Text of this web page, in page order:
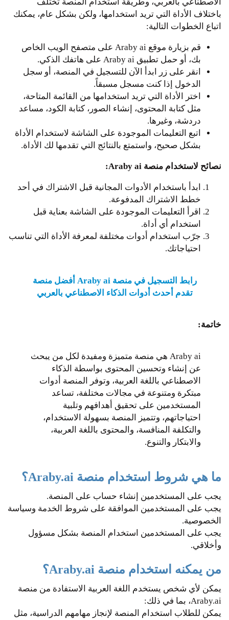
باختلاف الأداة التي تريد استخدامها، ولكن بشكل عام، يمكنك
اتباع الخطوات التالية:
قم بزيارة موقع Araby ai على متصفح الويب الخاص
بك، أو حمل تطبيق Araby ai على هاتفك الذكي.
انقر على زر ابدأ الآن للتسجيل في المنصة، أو سجل
الدخول إذا كنت مسجل مسبقاً.
اختر الأداة التي تريد استخدامها من القائمة المتاحة،
مثل كتابة المحتوى، إنشاء الصور، كتابة الكود، مساعد
دردشة، وغيرها.
اتبع التعليمات الموجودة على الشاشة لاستخدام الأداة
بشكل صحيح، واستمتع بالنتائج التي تقدمها لك الأداة.
نصائح لاستخدام منصة Araby ai:
ابدأ باستخدام الأدوات المجانية قبل الاشتراك في أحد
خطط الاشتراك المدفوعة.
اقرأ التعليمات الموجودة على الشاشة بعناية قبل
استخدام أي أداة.
جرّب استخدام أدوات مختلفة لمعرفة الأداة التي تناسب
احتياجاتك.
رابط التسجيل في منصة Araby ai أفضل منصة
تقدم أحدث أدوات الذكاء الاصطناعي بالعربي
خاتمة:
Araby ai هي منصة متميزة ومفيدة لكل من يبحث
عن إنشاء وتحسين المحتوى بواسطة الذكاء
الاصطناعي باللغة العربية، وتوفر المنصة أدوات
مبتكرة ومتنوعة في مجالات مختلفة، تساعد
المستخدمين على تحقيق أهدافهم وتلبية
احتياجاتهم، وتتميز المنصة بسهولة الاستخدام،
والتكلفة المنافسة، والمحتوى باللغة العربية،
والابتكار والتنوع.
ما هي شروط استخدام منصة Araby.ai؟
يجب على المستخدمين إنشاء حساب على المنصة.
يجب على المستخدمين الموافقة على شروط الخدمة وسياسة
الخصوصية.
يجب على المستخدمين استخدام المنصة بشكل مسؤول
وأخلاقي.
من يمكنه استخدام منصة Araby.ai؟
يمكن لأي شخص يستخدم اللغة العربية الاستفادة من منصة
Araby.ai، بما في ذلك:
يمكن للطلاب استخدام المنصة لإنجاز مهامهم الدراسية، مثل